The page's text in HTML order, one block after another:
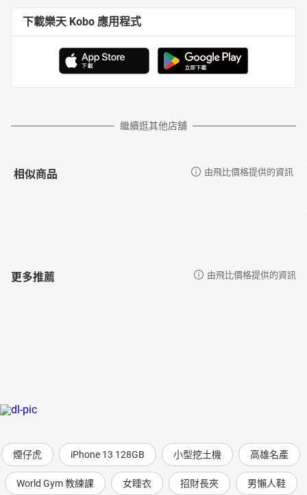
下載樂天 Kobo 應用程式
繼續逛其他店舖
相似商品 由飛比價格提供的資訊
更多推薦 由飛比價格提供的資訊
煙仔虎 iPhone 13 128GB 小型挖土機 高雄名產
World Gym 教練課 女睡衣 招財長夾 男懶人鞋